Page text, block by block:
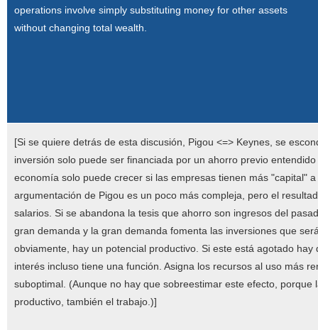
operations involve simply substituting money for other assets
without changing total wealth.
[Si se quiere detrás de esta discusión, Pigou <=> Keynes, se
inversión solo puede ser financiada por un ahorro previo
economía solo puede crecer si las empresas tienen más "capital"
argumentación de Pigou es un poco más compleja, pero el
salarios. Si se abandona la tesis que ahorro son ingresos del
gran demanda y la gran demanda fomenta las inversiones que
obviamente, hay un potencial productivo. Si este está agotado
interés incluso tiene una función. Asigna los recursos al uso más
suboptimal. (Aunque no hay que sobreestimar este efecto,
productivo, también el trabajo.)]